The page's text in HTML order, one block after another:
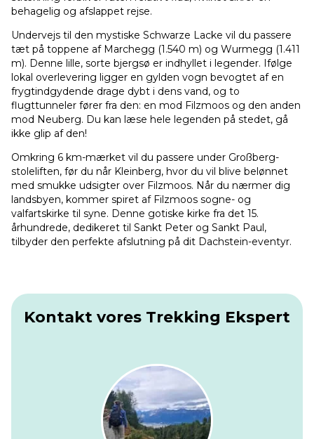
behagelig og afslappet rejse.
Undervejs til den mystiske Schwarze Lacke vil du passere
tæt på toppene af Marchegg (1.540 m) og Wurmegg (1.411
m). Denne lille, sorte bjergsø er indhyllet i legender. Ifølge
lokal overlevering ligger en gylden vogn bevogtet af en
frygtindgydende drage dybt i dens vand, og to
flugttunneler fører fra den: en mod Filzmoos og den anden
mod Neuberg. Du kan læse hele legenden på stedet, gå
ikke glip af den!
Omkring 6 km-mærket vil du passere under Großberg-
stoleliften, før du når Kleinberg, hvor du vil blive belønnet
med smukke udsigter over Filzmoos. Når du nærmer dig
landsbyen, kommer spiret af Filzmoos sogne- og
valfartskirke til syne. Denne gotiske kirke fra det 15.
århundrede, dedikeret til Sankt Peter og Sankt Paul,
tilbyder den perfekte afslutning på dit Dachstein-eventyr.
Kontakt vores Trekking Ekspert